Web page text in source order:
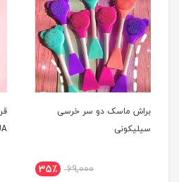
براش ماسک دو سر خرسی
سیلیکونی
69,000 35٪